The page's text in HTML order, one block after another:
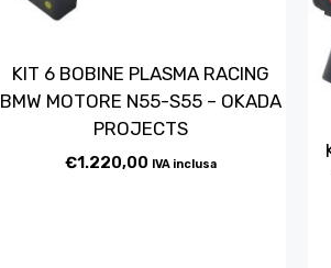
KIT 6 BOBINE PLASMA RACING
BMW MOTORE N55-S55 – OKADA
PROJECTS
€1.220,00 IVA inclusa